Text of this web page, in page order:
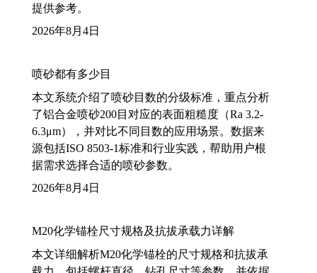
提供参考。
2026年8月4日
喷砂都有多少目
本文系统介绍了喷砂目数的分级标准，重点分析
了铝合金喷砂200目对应的表面粗糙度（Ra 3.2-
6.3μm），并对比不同目数的应用场景。数据来
源包括ISO 8503-1标准和行业实践，帮助用户根
据需求选择合适的喷砂参数。
2026年8月4日
M20化学锚栓尺寸规格及抗拔承载力详解
本文详细解析M20化学锚栓的尺寸规格和抗拔承